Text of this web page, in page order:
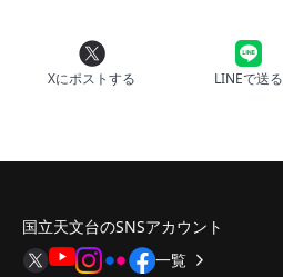
Xにポストする LINEで送る
国立天文台のSNSアカウント
一覧